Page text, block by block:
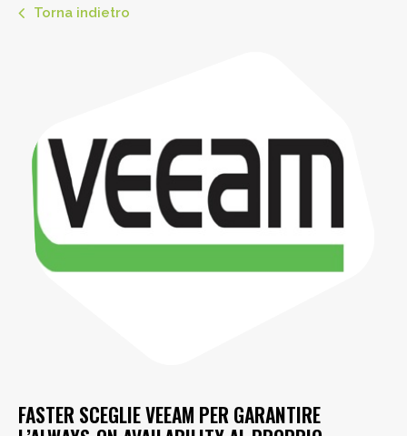
Torna indietro
FASTER SCEGLIE VEEAM PER GARANTIRE